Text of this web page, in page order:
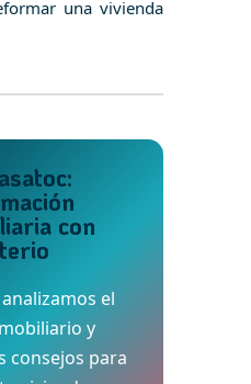
una vivienda
con
el
y
consejos para